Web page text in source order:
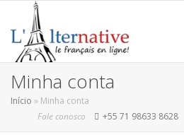
Minha conta
Início » Minha conta
Fale conosco
+55 71 98633 8628